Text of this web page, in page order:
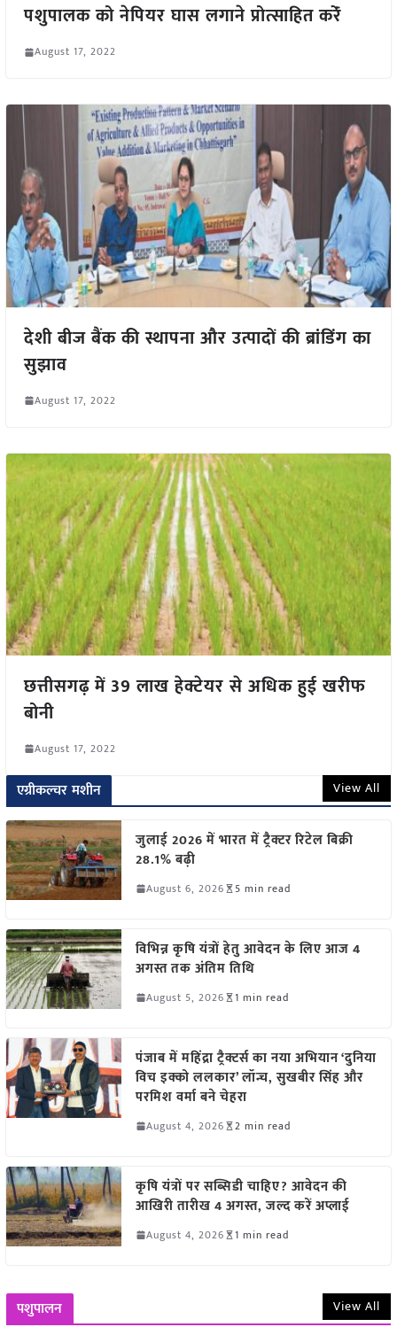
पशुपालक को नेपियर घास लगाने प्रोत्साहित करेंं
August 17, 2022
देशी बीज बैंक की स्थापना और उत्पादों की ब्रांडिंग का
सुझाव
August 17, 2022
छत्तीसगढ़ में 39 लाख हेक्टेयर से अधिक हुई खरीफ
बोनी
August 17, 2022
एग्रीकल्चर मशीन View All
जुलाई 2026 में भारत में ट्रैक्टर रिटेल बिक्री
28.1% बढ़ी
August 6, 2026 5 min read
विभिन्न कृषि यंत्रों हेतु आवेदन के लिए आज 4
अगस्त तक अंतिम तिथि
August 5, 2026 1 min read
पंजाब में महिंद्रा ट्रैक्टर्स का नया अभियान ‘दुनिया
विच इक्को ललकार’ लॉन्च, सुखबीर सिंह और
परमिश वर्मा बने चेहरा
August 4, 2026 2 min read
कृषि यंत्रों पर सब्सिडी चाहिए? आवेदन की
आखिरी तारीख 4 अगस्त, जल्द करें अप्लाई
August 4, 2026 1 min read
पशुपालन View All